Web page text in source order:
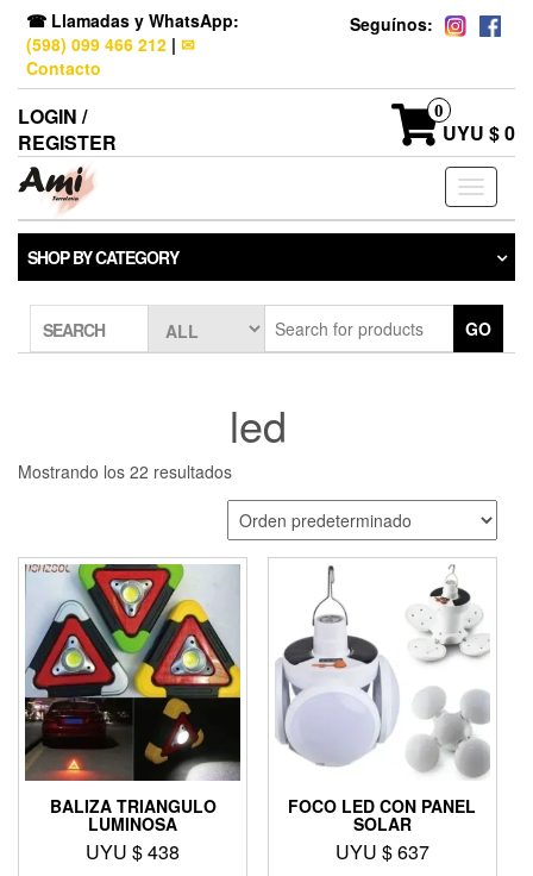
☎ Llamadas y WhatsApp:
(598) 099 466 212 | ✉
Contacto
Seguínos:
LOGIN /
REGISTER
0
UYU $ 0
Toggle
SHOP BY CATEGORY
SEARCH GO
led
Mostrando los 22 resultados
BALIZA TRIANGULO
LUMINOSA
UYU $438
FOCO LED CON PANEL
SOLAR
UYU $637